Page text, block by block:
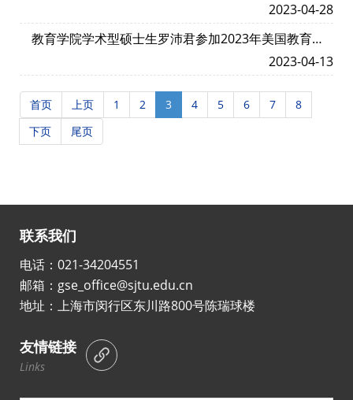
2023-04-28
教育学院学术型硕士生罗沛君参加2023年美国教育研
2023-04-13
首页 上页 1 2 3 4 5 6 7
8
下页
尾页
联系我们
电话：021-34204551
邮箱：gse_office@sjtu.edu.cn
地址：上海市闵行区东川路800号陈瑞球楼
友情链接
Links